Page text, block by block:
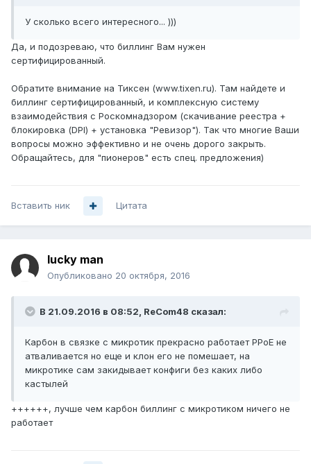
У сколько всего интересного... )))
Да, и подозреваю, что биллинг Вам нужен
сертифицированный.
Обратите внимание на Тиксен (www.tixen.ru). Там найдете и
биллинг сертифицированный, и комплексную систему
взаимодействия с Роскомнадзором (скачивание реестра +
блокировка (DPI) + установка "Ревизор"). Так что многие Ваши
вопросы можно эффективно и не очень дорого закрыть.
Обращайтесь, для "пионеров" есть спец. предложения)
Вставить ник Цитата
lucky man
Опубликовано 20 октября, 2016
В 21.09.2016 в 08:52, ReCom48 сказал:
Карбон в связке с микротик прекрасно работает PPoE не
атваливается но еще и клон его не помешает, на
микротике сам закидывает конфиги без каких либо
кастылей
++++++, лучше чем карбон биллинг с микротиком ничего не
работает